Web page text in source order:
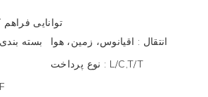
توانایی
بسته بندی
انتقال : اقیانوس، زمین، هوا
: L/C,T/T